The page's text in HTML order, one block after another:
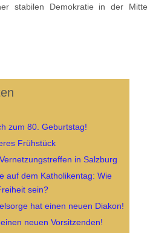
stabilen Demokratie in der Mitte
zum 80. Geburtstag!
Frühstück
in Salzburg
auf dem Katholikentag: Wie
sein?
hat einen neuen Diakon!
neuen Vorsitzenden!